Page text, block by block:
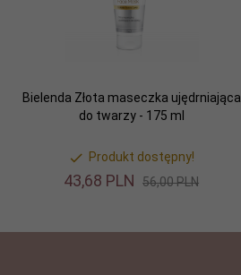
Bielenda Złota maseczka ujędrniająca
do twarzy - 175 ml
Produkt dostępny!
43,68 PLN 56,00 PLN